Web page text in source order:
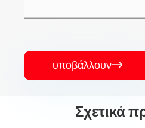
υποβάλλουν
Σχετικά